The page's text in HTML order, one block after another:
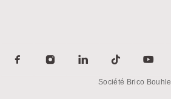
Société Brico Bouhlel